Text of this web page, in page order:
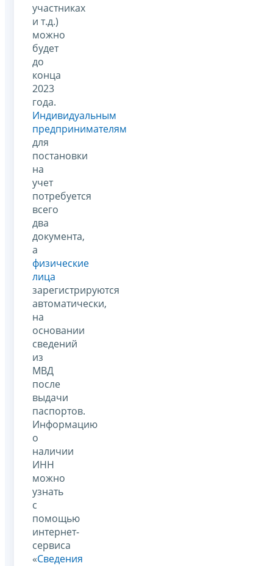
участниках
и т.д.)
можно
будет
до
конца
2023
года.
Индивидуальным
предпринимателям
для
постановки
на
учет
потребуется
всего
два
документа,
а
физические
лица
зарегистрируются
автоматически,
на
основании
сведений
из
МВД
после
выдачи
паспортов.
Информацию
о
наличии
ИНН
можно
узнать
с
помощью
интернет-
сервиса
«Сведения